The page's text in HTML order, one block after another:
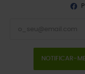
NOTIFICAR-